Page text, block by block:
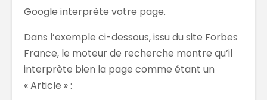
Google interprète votre page.
Dans l’exemple ci-dessous, issu du site Forbes
France, le moteur de recherche montre qu’il
interprète bien la page comme étant un
« Article » :